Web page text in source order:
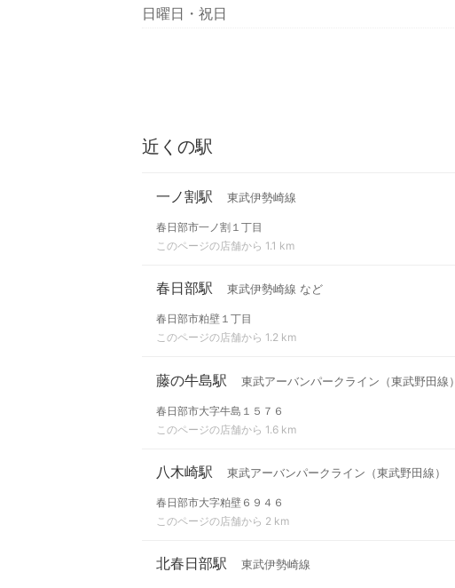
日曜日・祝日
近くの駅
一ノ割駅 東武伊勢崎線
春日部市一ノ割１丁目
このページの店舗から 1.1 km
春日部駅 東武伊勢崎線 など
春日部市粕壁１丁目
このページの店舗から 1.2 km
藤の牛島駅 東武アーバンパークライン（東武野田線）
春日部市大字牛島１５７６
このページの店舗から 1.6 km
八木崎駅 東武アーバンパークライン（東武野田線）
春日部市大字粕壁６９４６
このページの店舗から 2 km
北春日部駅 東武伊勢崎線